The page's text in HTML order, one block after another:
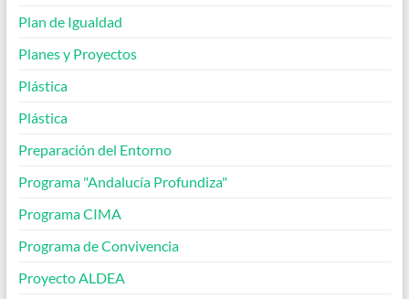
Plan de Igualdad
Planes y Proyectos
Plástica
Plástica
Preparación del Entorno
Programa "Andalucía Profundiza"
Programa CIMA
Programa de Convivencia
Proyecto ALDEA